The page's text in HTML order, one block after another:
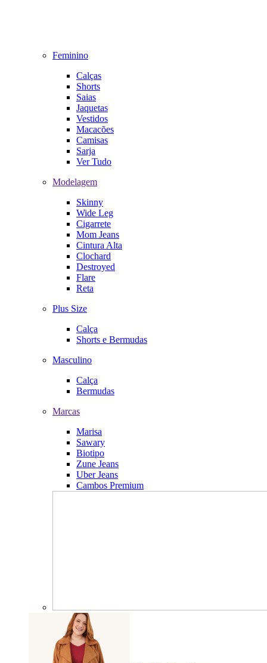
Feminino
Calças
Shorts
Saias
Jaquetas
Vestidos
Macacões
Camisas
Sarja
Ver Tudo
Modelagem
Skinny
Wide Leg
Cigarrete
Mom Jeans
Cintura Alta
Clochard
Destroyed
Flare
Reta
Plus Size
Calça
Shorts e Bermudas
Masculino
Calça
Bermudas
Marcas
Marisa
Sawary
Biotipo
Zune Jeans
Uber Jeans
Cambos Premium